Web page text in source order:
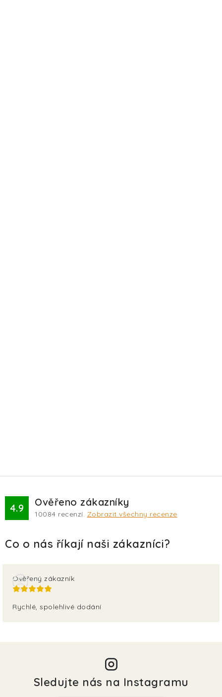
4.9 Ověřeno zákazníky
10084 recenzí. Zobrazit všechny recenze
Ověřený zákazník
Rychlé, spolehlivé dodání
Sledujte nás na Instagramu